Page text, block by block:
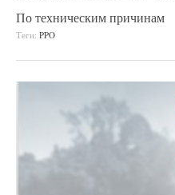
По техническим причинам
Теги: PPO